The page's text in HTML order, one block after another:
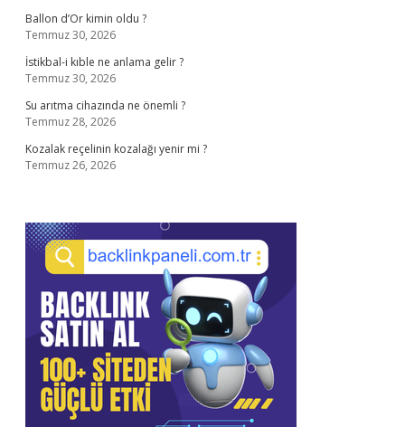
Ballon d’Or kimin oldu ?
Temmuz 30, 2026
İstikbal-i kıble ne anlama gelir ?
Temmuz 30, 2026
Su arıtma cihazında ne önemli ?
Temmuz 28, 2026
Kozalak reçelinin kozalağı yenir mi ?
Temmuz 26, 2026